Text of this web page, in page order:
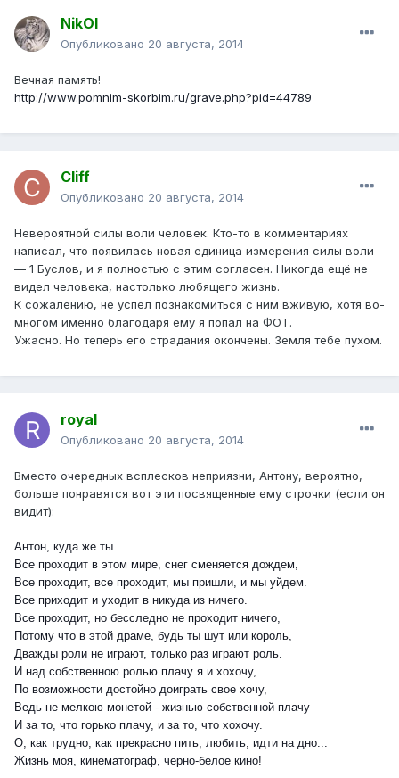
NikOl
Опубликовано 20 августа, 2014
Вечная память!
http://www.pomnim-skorbim.ru/grave.php?pid=44789
Cliff
Опубликовано 20 августа, 2014
Невероятной силы воли человек. Кто-то в комментариях
написал, что появилась новая единица измерения силы воли
— 1 Буслов, и я полностью с этим согласен. Никогда ещё не
видел человека, настолько любящего жизнь.
К сожалению, не успел познакомиться с ним вживую, хотя во-
многом именно благодаря ему я попал на ФОТ.
Ужасно. Но теперь его страдания окончены. Земля тебе пухом.
royal
Опубликовано 20 августа, 2014
Вместо очередных всплесков неприязни, Антону, вероятно,
больше понравятся вот эти посвященные ему строчки (если он
видит):
Антон, куда же ты
Все проходит в этом мире, снег сменяется дождем,
Все проходит, все проходит, мы пришли, и мы уйдем.
Все приходит и уходит в никуда из ничего.
Все проходит, но бесследно не проходит ничего,
Потому что в этой драме, будь ты шут или король,
Дважды роли не играют, только раз играют роль.
И над собственною ролью плачу я и хохочу,
По возможности достойно доиграть свое хочу,
Ведь не мелкою монетой - жизнью собственной плачу
И за то, что горько плачу, и за то, что хохочу.
О, как трудно, как прекрасно пить, любить, идти на дно...
Жизнь моя, кинематограф, черно-белое кино!